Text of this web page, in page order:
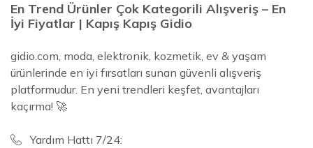
En Trend Ürünler Çok Kategorili Alışveriş – En
İyi Fiyatlar | Kapış Kapış Gidio
gidio.com, moda, elektronik, kozmetik, ev & yaşam
ürünlerinde en iyi fırsatları sunan güvenli alışveriş
platformudur. En yeni trendleri keşfet, avantajları
kaçırma! 🚀
Yardım Hattı 7/24: